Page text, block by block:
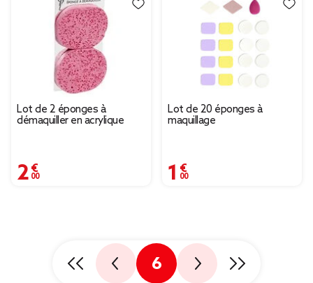
Lot de 2 éponges à
démaquiller en acrylique
2,00 €
Lot de 20 éponges à
maquillage
1,00 €
6